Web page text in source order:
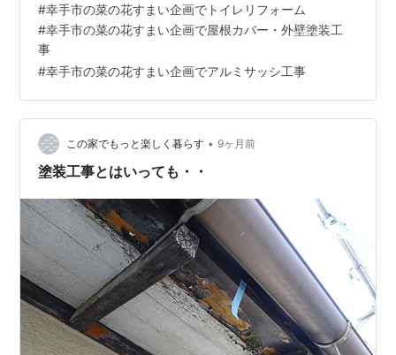
#幸手市の菜の花すまい企画でトイレリフォーム
#幸手市の菜の花すまい企画で屋根カバー・外壁塗装工
事
#幸手市の菜の花すまい企画でアルミサッシ工事
この家でもっと楽しく暮らす • 9ヶ月前
塗装工事とはいっても・・